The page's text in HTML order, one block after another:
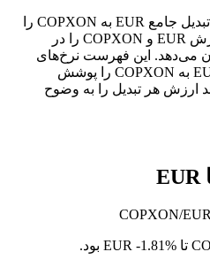
در جدول بالا، نمودار داده‌های تبدیل جامع EUR به COPXON را
مشاهده می‌کنید که رابطه ارزش EUR و COPXON را در
می‌دهد. این فهرست نرخ‌های
مبادله از 1 EUR تا 100000 EUR به COPXON را پوشش
ارزش هر تبدیل را به وضوح
COPXON/EUR
-1.81%
بود.